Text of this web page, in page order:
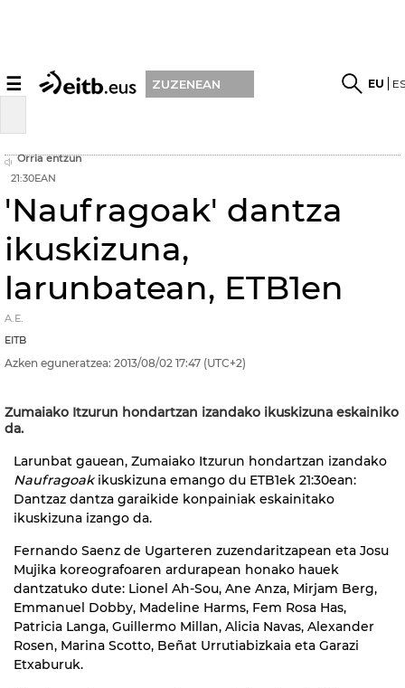
☰ ZUZENEAN EU
Orria entzun
21:30EAN
'Naufragoak' dantza
ikuskizuna,
larunbatean, ETB1en
A.E.
EITB
Azken eguneratzea: 2013/08/02 17:47 (UTC+2)
Zumaiako Itzurun hondartzan izandako ikuskizuna eskainiko
da.
Larunbat gauean, Zumaiako Itzurun hondartzan izandako
Naufragoak ikuskizuna emango du ETB1ek 21:30ean:
Dantzaz dantza garaikide konpainiak eskainitako
ikuskizuna izango da.
Fernando Saenz de Ugarteren zuzendaritzapean eta Josu
Mujika koreografoaren ardurapean honako hauek
dantzatuko dute: Lionel Ah-Sou, Ane Anza, Mirjam Berg,
Emmanuel Dobby, Madeline Harms, Fem Rosa Has,
Patricia Langa, Guillermo Millan, Alicia Navas, Alexander
Rosen, Marina Scotto, Beñat Urrutiabizkaia eta Garazi
Etxaburuk.